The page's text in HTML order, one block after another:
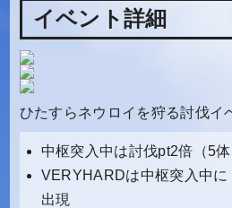
イベント詳細
ひたすらネウロイを狩る討伐イ
中枢突入中は討伐pt2倍（5体
VERYHARDは中枢突入中に
出現